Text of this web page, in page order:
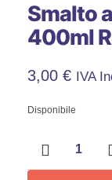
Smalto
400ml
3,00 € IVA
Disponibile
spray